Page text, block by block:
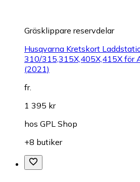
Gräsklippare reservdelar
Husqvarna Kretskort
310/315,315X,405X,415X för
(2021)
fr.
1 395 kr
hos GPL Shop
+8 butiker